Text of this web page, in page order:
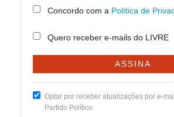
Concordo com a Política de
Quero receber e-mails do LIVRE
Optar por receber atualizações por e-
Partido Político